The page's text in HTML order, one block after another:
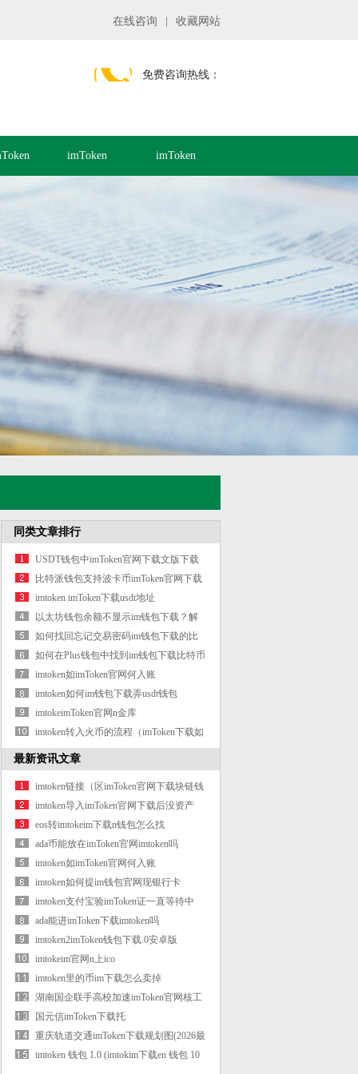
在线咨询 收藏网站
免费咨询热线：
imToken imToken
同类文章排行
USDT钱包中imToken官网下载文版下载
比特派钱包支持波卡币imToken官网下载
吗？
imtoken imToken下载usdt地址
以太坊钱包余额不显示im钱包下载？解
决
如何找回忘记交易密码im钱包下载的比
特
如何在Plus钱包中找到im钱包下载比特币
地
imtoken如imToken官网何入账
imtoken如何im钱包下载弄usdt钱包
imtokeimToken官网n金库
imtoken转入火币的流程（imToken下载如
何从
最新资讯文章
imtoken链接（区imToken官网下载块链钱
包i
imtoken导入imToken官网下载后没资产
eos转imtokeim下载n钱包怎么找
ada币能放在imToken官网imtoken吗
imtoken如imToken官网何入账
imtoken如何提im钱包官网现银行卡
imtoken支付宝验imToken证一直等待中
ada能进imToken下载imtoken吗
imtoken2imToken钱包下载.0安卓版
imtokeim官网n上ico
imtoken里的币im下载怎么卖掉
湖南国企联手高校加速imToken官网核工
业智
国元信imToken下载托
重庆轨道交通imToken下载规划图(2026最
新
imtoken 钱包 1.0 (imtokim下载en 钱包 10